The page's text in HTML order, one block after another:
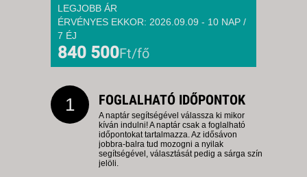
LEGJOBB ÁR
ÉRVÉNYES EKKOR: 2026.09.09 - 10 NAP /
7 ÉJ
840 500Ft/fő
1 FOGLALHATÓ IDŐPONTOK
A naptár segítségével válassza ki mikor
kíván indulni! A naptár csak a foglalható
időpontokat tartalmazza. Az idősávon
jobbra-balra tud mozogni a nyilak
segítségével, választását pedig a sárga szín
jelöli.